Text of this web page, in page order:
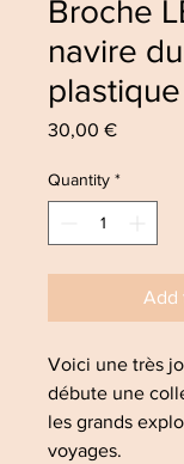
Broche
navire
30,00 €Price
Quantity *
Add
Voici une très
débute une
les grands
voyages.